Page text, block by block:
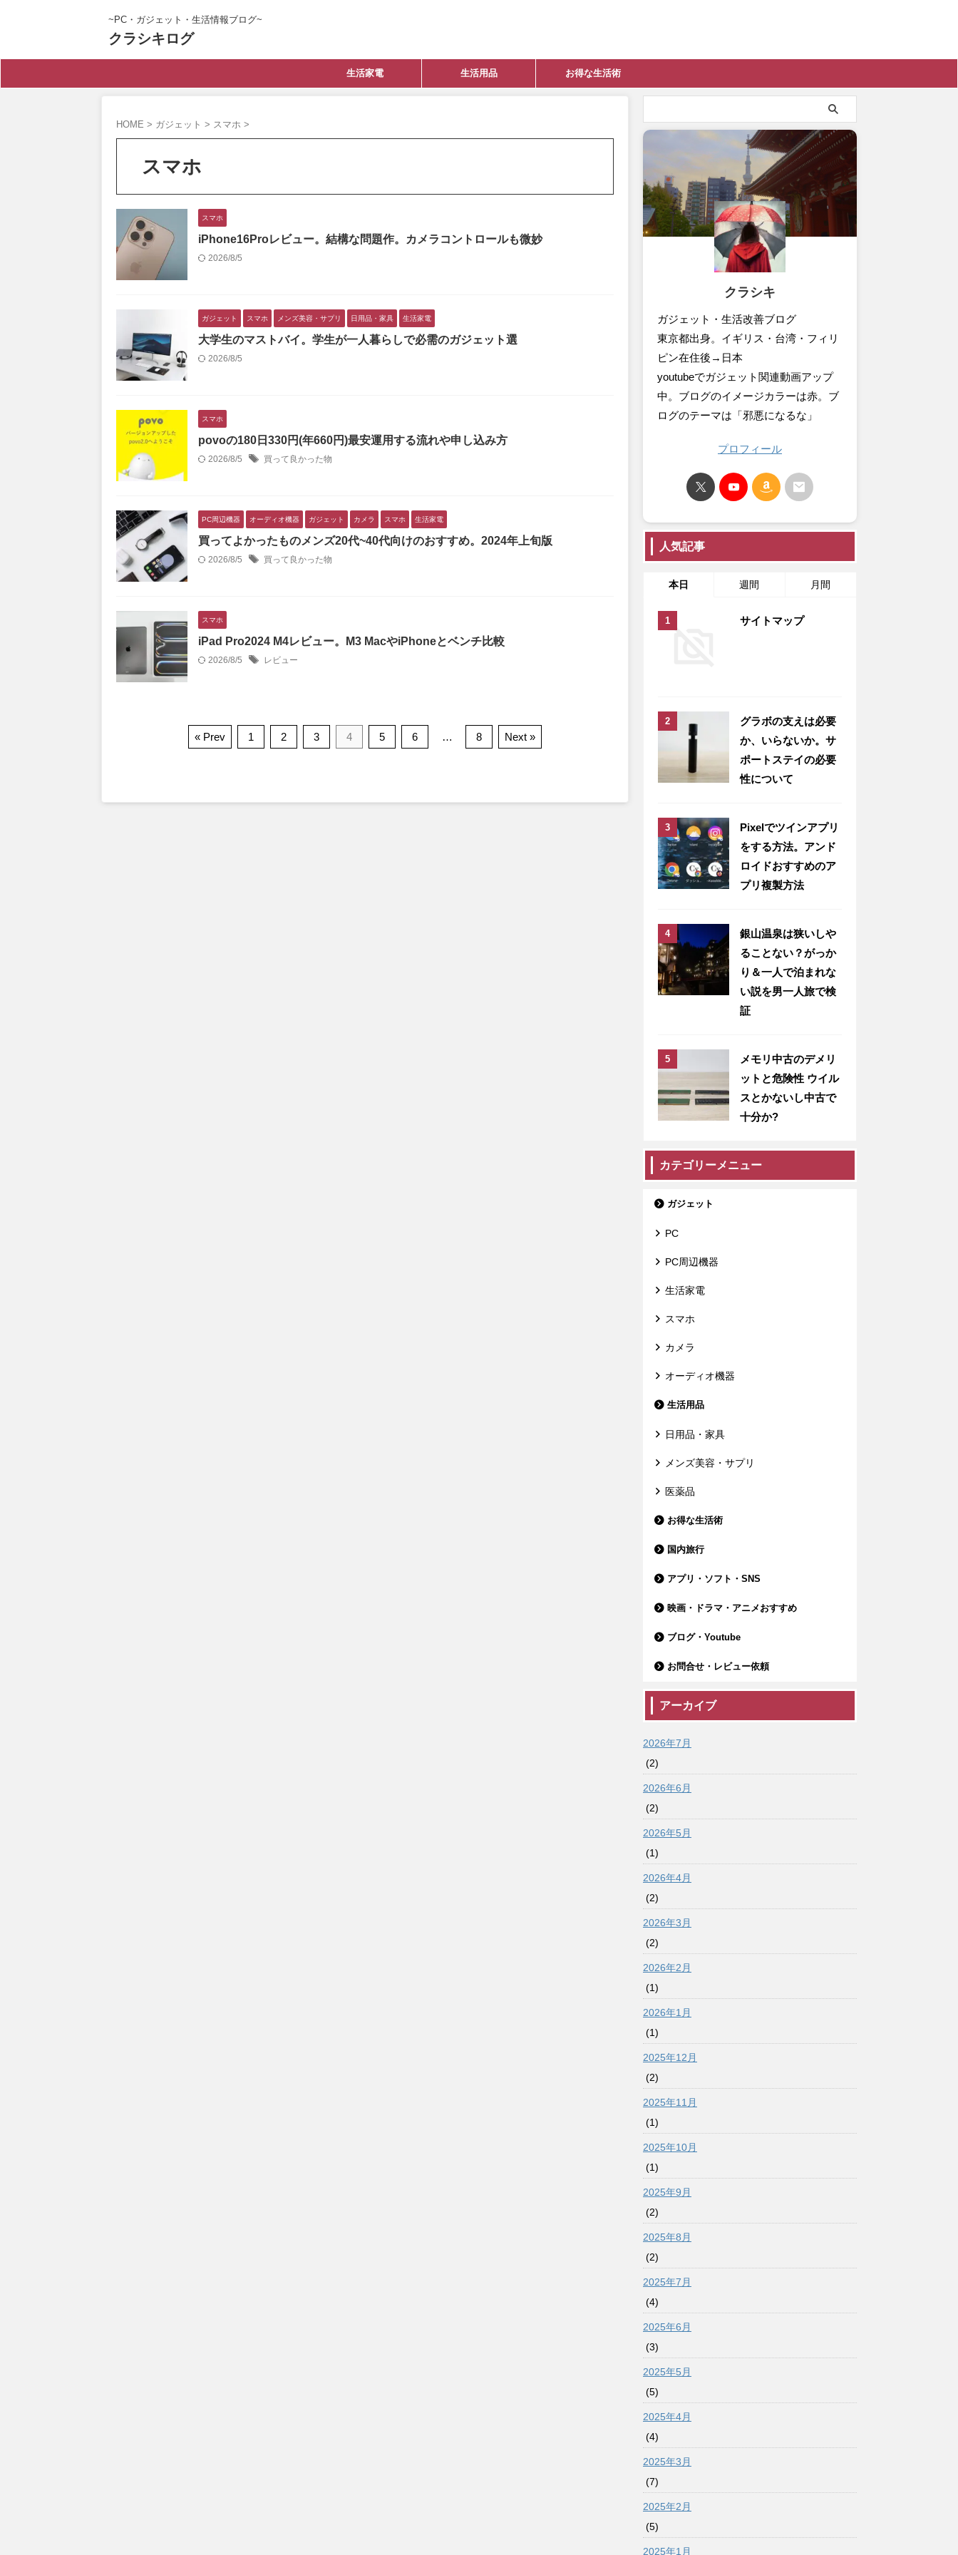
~PC・ガジェット・生活情報ブログ~
クラシキログ
生活家電 生活用品 お得な生活術
HOME > ガジェット > スマホ >
スマホ
スマホ
iPhone16Proレビュー。結構な問題作。カメラコントロールも微妙
2026/8/5
ガジェット スマホ メンズ美容・サプリ 日用品・家具 生活家電
大学生のマストバイ。学生が一人暮らしで必需のガジェット選
2026/8/5
スマホ
povoの180日330円(年660円)最安運用する流れや申し込み方
2026/8/5 買って良かった物
PC周辺機器 オーディオ機器 ガジェット カメラ スマホ 生活家電
買ってよかったものメンズ20代~40代向けのおすすめ。2024年上旬版
2026/8/5 買って良かった物
スマホ
iPad Pro2024 M4レビュー。M3 MacやiPhoneとベンチ比較
2026/8/5 レビュー
« Prev 1 2 3 4 5 6 … 8 Next »
クラシキ
ガジェット・生活改善ブログ
東京都出身。イギリス・台湾・フィリ
ピン在住後→日本
youtubeでガジェット関連動画アップ
中。ブログのイメージカラーは赤。ブ
ログのテーマは「邪悪になるな」
プロフィール
人気記事
本日 週間 月間
サイトマップ
グラボの支えは必要
か、いらないか。サ
ポートステイの必要
性について
Pixelでツインアプリ
をする方法。アンド
ロイドおすすめのア
プリ複製方法
銀山温泉は狭いしや
ることない？がっか
り＆一人で泊まれな
い説を男一人旅で検
証
メモリ中古のデメリ
ットと危険性 ウイル
スとかないし中古で
十分か?
カテゴリーメニュー
ガジェット
PC
PC周辺機器
生活家電
スマホ
カメラ
オーディオ機器
生活用品
日用品・家具
メンズ美容・サプリ
医薬品
お得な生活術
国内旅行
アプリ・ソフト・SNS
映画・ドラマ・アニメおすすめ
ブログ・Youtube
お問合せ・レビュー依頼
アーカイブ
2026年7月
(2)
2026年6月
(2)
2026年5月
(1)
2026年4月
(2)
2026年3月
(2)
2026年2月
(1)
2026年1月
(1)
2025年12月
(2)
2025年11月
(1)
2025年10月
(1)
2025年9月
(2)
2025年8月
(2)
2025年7月
(4)
2025年6月
(3)
2025年5月
(5)
2025年4月
(4)
2025年3月
(7)
2025年2月
(5)
2025年1月